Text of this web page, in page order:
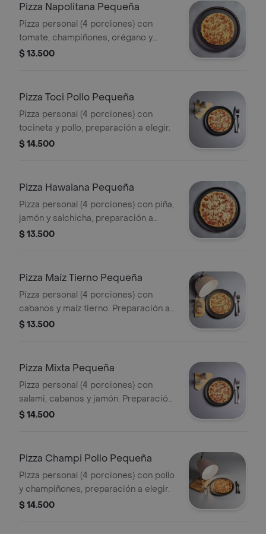
Pizza Napolitana Pequeña
Pizza personal (4 porciones) con
tomate, champiñones, orégano y
salchichas, preparación a elegir.
$ 13.500
Pizza Toci Pollo Pequeña
Pizza personal (4 porciones) con
tocineta y pollo, preparación a elegir.
$ 14.500
Pizza Hawaiana Pequeña
Pizza personal (4 porciones) con piña,
jamón y salchicha, preparación a
elegir.
$ 13.500
Pizza Maíz Tierno Pequeña
Pizza personal (4 porciones) con
cabanos y maíz tierno. Preparación a
elegir.
$ 13.500
Pizza Mixta Pequeña
Pizza personal (4 porciones) con
salami, cabanos y jamón. Preparación
a elegir.
$ 14.500
Pizza Champi Pollo Pequeña
Pizza personal (4 porciones) con pollo
y champiñones, preparación a elegir.
$ 14.500